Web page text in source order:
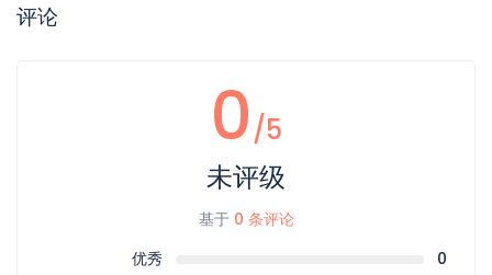
评论
0/5
未评级
基于 0 条评论
优秀
0